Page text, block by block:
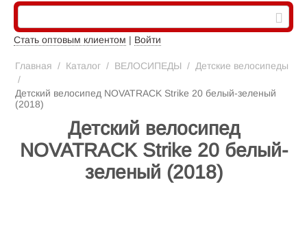
Стать оптовым клиентом | Войти
Главная / Каталог / ВЕЛОСИПЕДЫ / Детские велосипеды
/
Детский велосипед NOVATRACK Strike 20 белый-зеленый
(2018)
Детский велосипед
NOVATRACK Strike 20 белый-
зеленый (2018)